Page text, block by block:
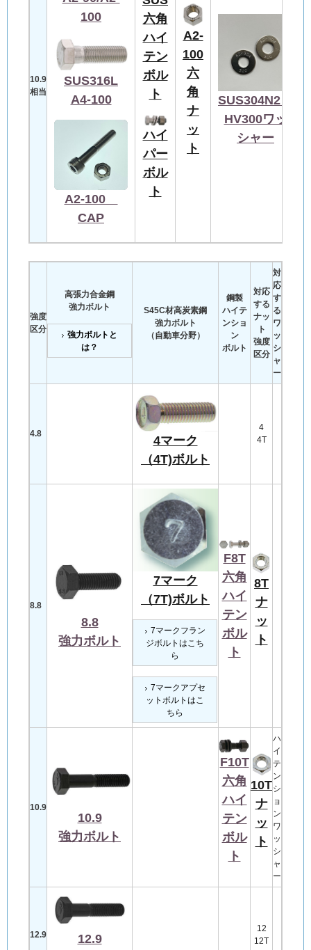
10.9
相当
100
SUS316L
A4-100
A2-100
CAP
六角
ハイ
テン
ボル
ト
ハイ
パー
ボル
ト
A2-
100
六
角
ナ
ッ
ト
SUS304N2
HV300ワッ
シャー
強度
区分
高張力合金鋼
強力ボルト
強力ボルトと
は？
S45C材高炭素鋼
強力ボルト
（自動車分野）
鋼製
ハイテ
ンショ
ン
ボルト
対応
する
ナッ
ト
強度
区分
対
応
す
る
ワ
ッ
シ
ャ
ー
4.8
4マーク
（4T)ボルト
4
4T
8.8
8.8
強力ボルト
7マーク
（7T)ボルト
7マークフラン
ジボルトはこち
ら
7マークアプセ
ットボルトはこ
ちら
F8T
六角
ハイ
テン
ボル
ト
8T
ナ
ッ
ト
10.9
10.9
強力ボルト
F10T
六角
ハイ
テン
ボル
ト
10T
ナ
ッ
ト
ハ
イ
テ
ン
シ
ョ
ン
ワ
ッ
シ
ャ
ー
12.9
12.9
12
12T